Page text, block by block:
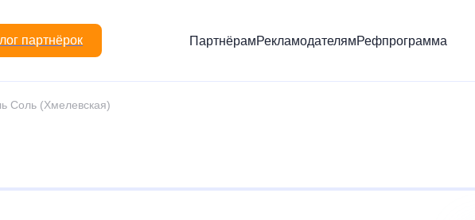
партнёрок ПартнёрамРекламодателямРефпрограмма
Соль (Хмелевская)